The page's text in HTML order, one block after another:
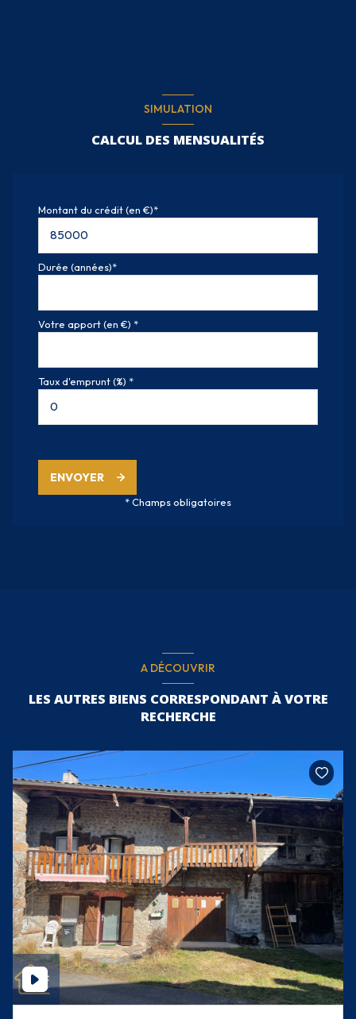
SIMULATION
CALCUL DES MENSUALITÉS
Montant du crédit (en €)*
Durée (années)*
Votre apport (en €) *
Taux d'emprunt (%) *
ENVOYER
* Champs obligatoires
A DÉCOUVRIR
LES AUTRES BIENS CORRESPONDANT À VOTRE
RECHERCHE